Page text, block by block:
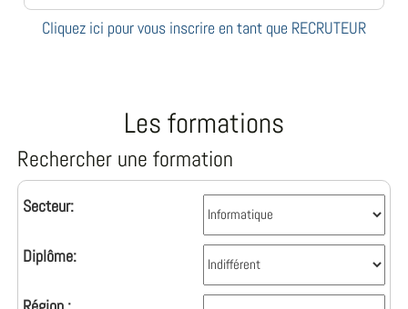
Cliquez ici pour vous inscrire en tant que RECRUTEUR
Les formations
Rechercher une formation
Secteur:
Diplôme: